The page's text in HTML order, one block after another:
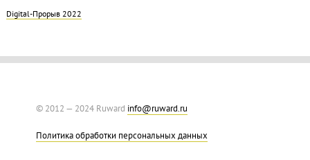
Digital-Прорыв 2022
© 2012 — 2024 Ruward info@ruward.ru
Политика обработки персональных данных